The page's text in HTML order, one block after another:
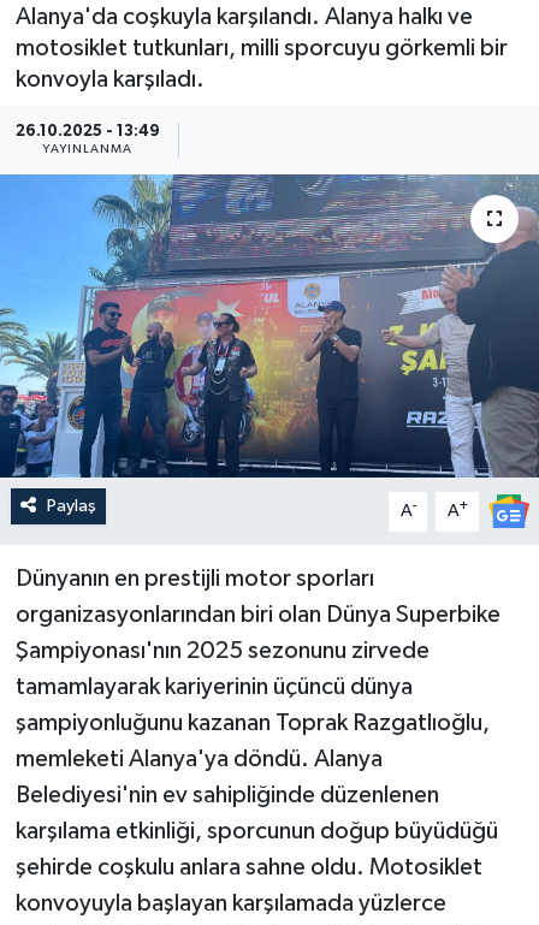
Alanya'da coşkuyla karşılandı. Alanya halkı ve
motosiklet tutkunları, milli sporcuyu görkemli bir
konvoyla karşıladı.
26.10.2025 - 13:49
YAYINLANMA
Paylaş A- A+
Dünyanın en prestijli motor sporları
organizasyonlarından biri olan Dünya Superbike
Şampiyonası'nın 2025 sezonunu zirvede
tamamlayarak kariyerinin üçüncü dünya
şampiyonluğunu kazanan Toprak Razgatlıoğlu,
memleketi Alanya'ya döndü. Alanya
Belediyesi'nin ev sahipliğinde düzenlenen
karşılama etkinliği, sporcunun doğup büyüdüğü
şehirde coşkulu anlara sahne oldu. Motosiklet
konvoyuyla başlayan karşılamada yüzlerce
Görüntülü Haber
Güncel
Kültür & Sanat
Magazin
Resmi İlan
Sağlık & Yaşam
Siyaset
Spor
Haber Arşivi